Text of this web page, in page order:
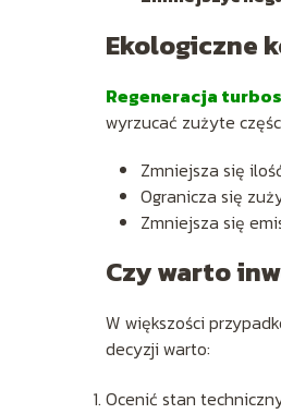
Ekologiczne
Regeneracja
wyrzucać zużyte
Zmniejsza się
Ogranicza się
Zmniejsza się
Czy warto
W większości
decyzji warto:
Ocenić stan